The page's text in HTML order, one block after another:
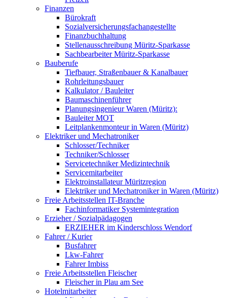
Finanzen
Bürokraft
Sozialversicherungsfachangestellte
Finanzbuchhaltung
Stellenausschreibung Müritz-Sparkasse
Sachbearbeiter Müritz-Sparkasse
Bauberufe
Tiefbauer, Straßenbauer & Kanalbauer
Rohrleitungsbauer
Kalkulator / Bauleiter
Baumaschinenführer
Planungsingenieur Waren (Müritz):
Bauleiter MOT
Leitplankenmonteur in Waren (Müritz)
Elektriker und Mechatroniker
Schlosser/Techniker
Techniker/Schlosser
Servicetechniker Medizintechnik
Servicemitarbeiter
Elektroinstallateur Müritzregion
Elektriker und Mechatroniker in Waren (Müritz)
Freie Arbeitsstellen IT-Branche
Fachinformatiker Systemintegration
Erzieher / Sozialpädagogen
ERZIEHER im Kinderschloss Wendorf
Fahrer / Kurier
Busfahrer
Lkw-Fahrer
Fahrer Imbiss
Freie Arbeitsstellen Fleischer
Fleischer in Plau am See
Hotelmitarbeiter